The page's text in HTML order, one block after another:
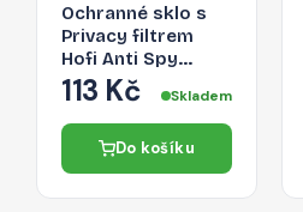
Ochranné sklo s
Privacy filtrem
Hofi Anti Spy
Glass Pro+ pro
Apple iPhone 13
mini
113 Kč Skladem
Do košíku